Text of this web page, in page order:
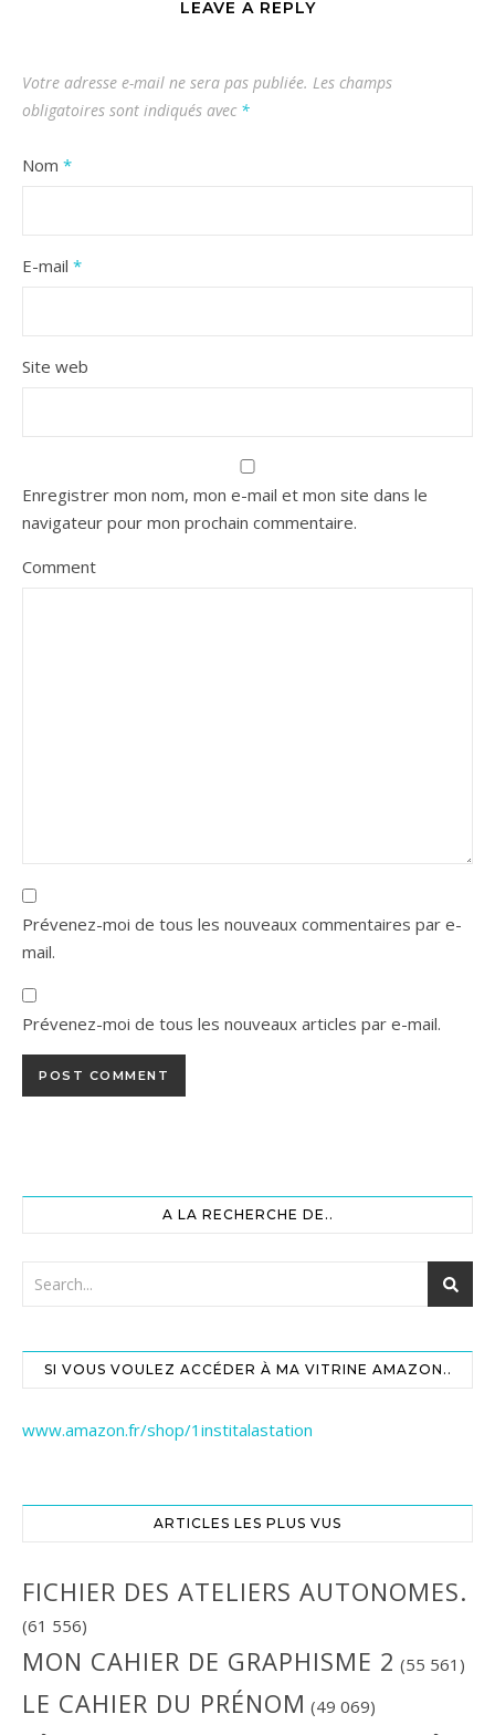
LEAVE A REPLY
Votre adresse e-mail ne sera pas publiée. Les champs
obligatoires sont indiqués avec *
Nom *
E-mail *
Site web
Enregistrer mon nom, mon e-mail et mon site dans le
navigateur pour mon prochain commentaire.
Comment
Prévenez-moi de tous les nouveaux commentaires par e-
mail.
Prévenez-moi de tous les nouveaux articles par e-mail.
A LA RECHERCHE DE..
SI VOUS VOULEZ ACCÉDER À MA VITRINE AMAZON..
www.amazon.fr/shop/1institalastation
ARTICLES LES PLUS VUS
FICHIER DES ATELIERS AUTONOMES.
(61 556)
MON CAHIER DE GRAPHISME 2 (55 561)
LE CAHIER DU PRÉNOM (49 069)